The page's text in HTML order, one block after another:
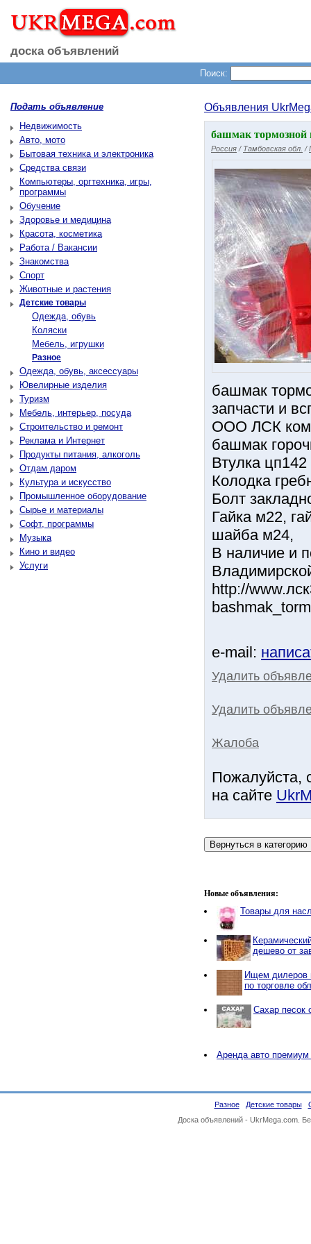
доска объявлений
Поиск:
Подать объявление
Недвижимость
Авто, мото
Бытовая техника и электроника
Средства связи
Компьютеры, оргтехника, игры,
программы
Обучение
Здоровье и медицина
Красота, косметика
Работа / Вакансии
Знакомства
Спорт
Животные и растения
Детские товары
Одежда, обувь
Коляски
Мебель, игрушки
Разное
Одежда, обувь, аксессуары
Ювелирные изделия
Туризм
Мебель, интерьер, посуда
Строительство и ремонт
Реклама и Интернет
Продукты питания, алкоголь
Отдам даром
Культура и искусство
Промышленное оборудование
Сырье и материалы
Софт, программы
Музыка
Кино и видео
Услуги
Объявления
башмак тормозной
Россия / Тамбовская обл. /
башмак
запчасти и
ООО ЛСК
башмак
Втулка
Колодка
Болт
Гайка м22,
шайба м24,
В наличие и
http://
e-mail:
Удалить
Удалить
Жалоба
Пожалуйста,
на сайте
Новые объявления:
Товары для
дешево от
Ищем дилеров
по торговле
Сахар песок
Аренда авто
Разное Детские товары
Доска объявлений - UkrMega.com.